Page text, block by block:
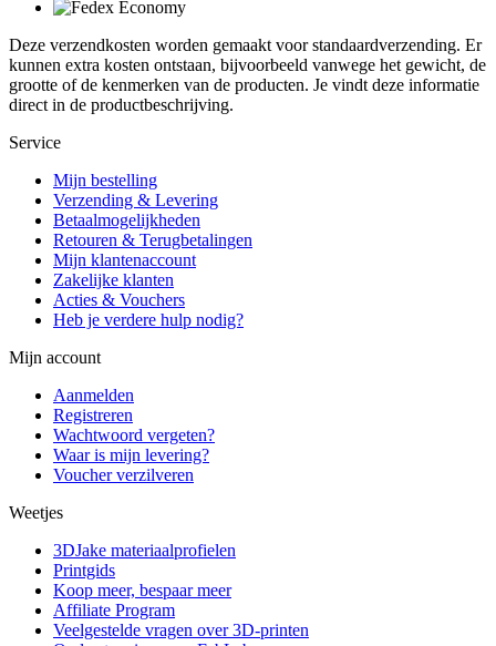
Deze verzendkosten worden gemaakt voor standaardverzending. Er
kunnen extra kosten ontstaan, bijvoorbeeld vanwege het gewicht, de
grootte of de kenmerken van de producten. Je vindt deze informatie
direct in de productbeschrijving.
Service
Mijn bestelling
Verzending & Levering
Betaalmogelijkheden
Retouren & Terugbetalingen
Mijn klantenaccount
Zakelijke klanten
Acties & Vouchers
Heb je verdere hulp nodig?
Mijn account
Aanmelden
Registreren
Wachtwoord vergeten?
Waar is mijn levering?
Voucher verzilveren
Weetjes
3DJake materiaalprofielen
Printgids
Koop meer, bespaar meer
Affiliate Program
Veelgestelde vragen over 3D-printen